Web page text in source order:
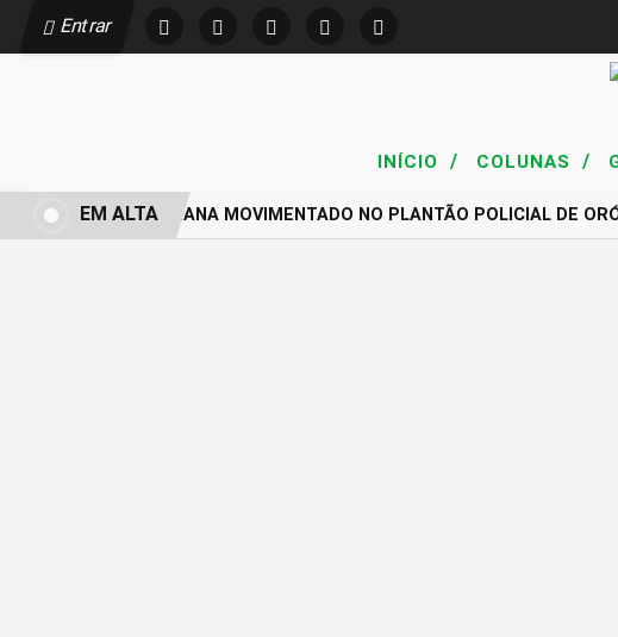
Entrar
INÍCIO / COLUNAS /
FIM DE SEMANA MOVIMENTADO NO PLANTÃO POLICIAL DE
EM ALTA